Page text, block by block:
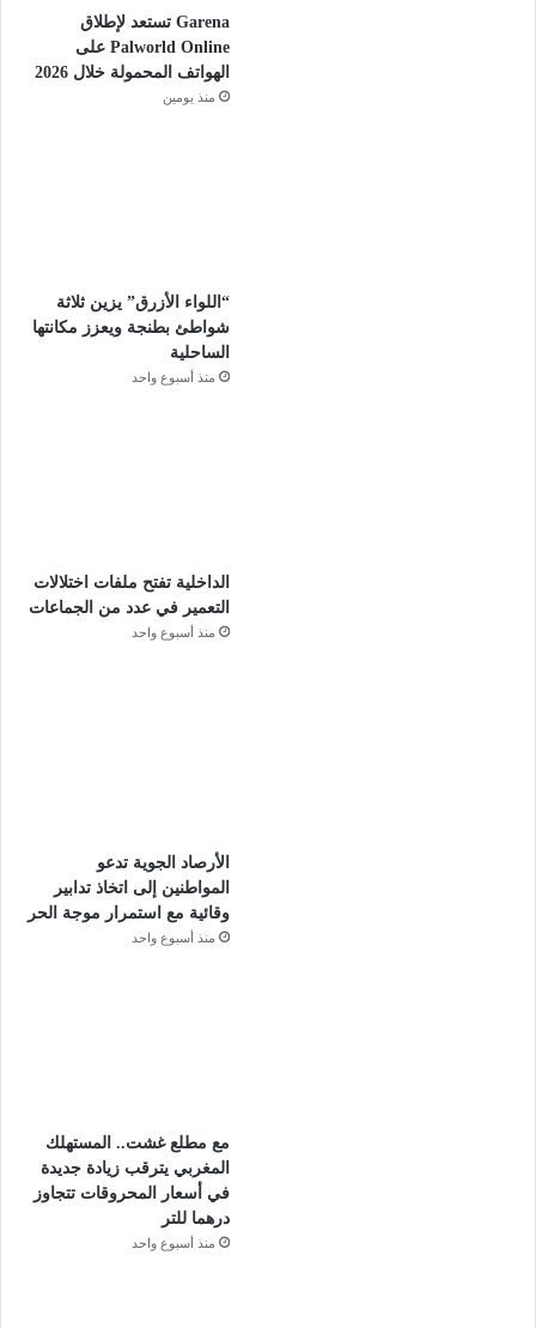
Garena تستعد لإطلاق
Palworld Online على
الهواتف المحمولة خلال 2026
منذ يومين
“اللواء الأزرق” يزين ثلاثة
شواطئ بطنجة ويعزز مكانتها
الساحلية
منذ أسبوع واحد
الداخلية تفتح ملفات اختلالات
التعمير في عدد من الجماعات
منذ أسبوع واحد
الأرصاد الجوية تدعو
المواطنين إلى اتخاذ تدابير
وقائية مع استمرار موجة الحر
منذ أسبوع واحد
مع مطلع غشت.. المستهلك
المغربي يترقب زيادة جديدة
في أسعار المحروقات تتجاوز
درهما للتر
منذ أسبوع واحد